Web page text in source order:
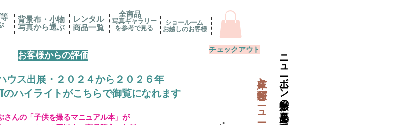
背景布・小物
​写真から選ぶ
レンタル
​商品一覧
写真ギャラリー
を参考で見る
全商品
お客様からの評価
ウス出展・２０２４から２０２６年
のハイライトがこちらで御覧になれます
ショールーム
お越しのお客様
チェックアウト
さんの「子供を撮るマニュアル本」が